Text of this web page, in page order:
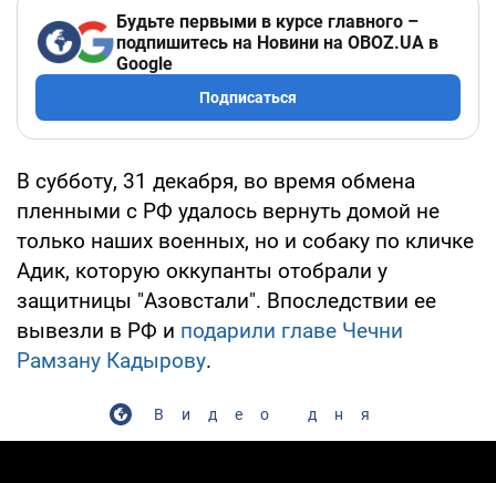
Будьте первыми в курсе главного –
подпишитесь на Новини на OBOZ.UA в
Google
Подписаться
В субботу, 31 декабря, во время обмена
пленными с РФ удалось вернуть домой не
только наших военных, но и собаку по кличке
Адик, которую оккупанты отобрали у
защитницы "Азовстали". Впоследствии ее
вывезли в РФ и подарили главе Чечни
Рамзану Кадырову.
Видео дня